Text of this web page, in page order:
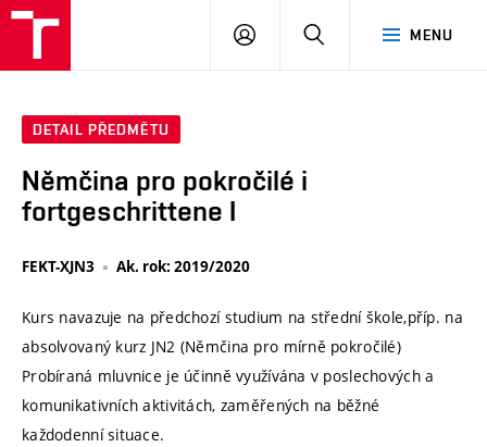
MENU
PŘIHLÁSIT
DETAIL PŘEDMĚTU
Němčina pro pokročilé i
fortgeschrittene I
FEKT-XJN3 Ak. rok: 2019/2020
Kurs navazuje na předchozí studium na střední škole,příp. na
absolvovaný kurz JN2 (Němčina pro mírně pokročilé)
Probíraná mluvnice je účinně využívána v poslechových a
komunikativních aktivitách, zaměřených na běžné
každodenní situace.